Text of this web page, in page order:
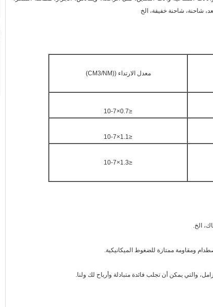
شاحنة، شاحنة خفيفة، الخ
معدل الارتداء ((CM3/NM)
≤0.7×10-7
≤1.1×10-7
≤1.3×10-7
الخ.
ومقاومة ممتازة للضغوط الميكانيكية.